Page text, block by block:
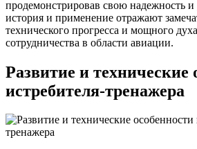
продемонстрировав свою надежность и
история и применение отражают
технического прогресса и мощного
сотрудничества в области авиации.
Развитие и технические
истребителя-тренажера